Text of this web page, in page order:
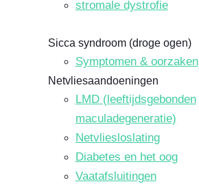
stromale dystrofie
Sicca syndroom (droge ogen)
Symptomen & oorzaken
Netvliesaandoeningen
LMD (leeftijdsgebonden
maculadegeneratie)
Netvliesloslating
Diabetes en het oog
Vaatafsluitingen